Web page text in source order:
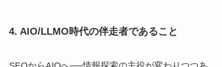
4. AIO/LLMO時代の伴走者であること